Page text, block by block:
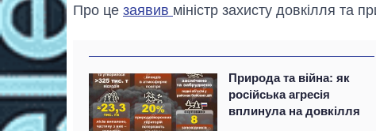
Про це заявив міністр захисту довкілля та
Природа та війна: як
російська агресія
вплинула на довкілля